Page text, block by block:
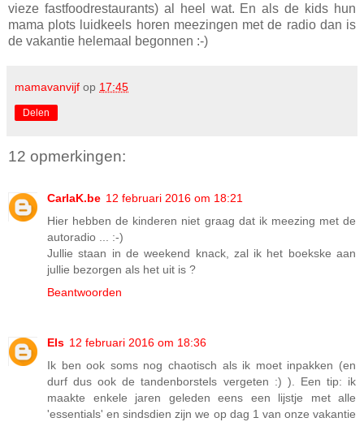
vieze fastfoodrestaurants) al heel wat. En als de kids hun
mama plots luidkeels horen meezingen met de radio dan is
de vakantie helemaal begonnen :-)
mamavanvijf op 17:45
Delen
12 opmerkingen:
CarlaK.be 12 februari 2016 om 18:21
Hier hebben de kinderen niet graag dat ik meezing met de
autoradio ... :-)
Jullie staan in de weekend knack, zal ik het boekske aan
jullie bezorgen als het uit is ?
Beantwoorden
Els 12 februari 2016 om 18:36
Ik ben ook soms nog chaotisch als ik moet inpakken (en
durf dus ook de tandenborstels vergeten :) ). Een tip: ik
maakte enkele jaren geleden eens een lijstje met alle
'essentials' en sindsdien zijn we op dag 1 van onze vakantie